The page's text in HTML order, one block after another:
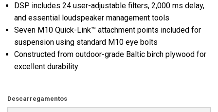
DSP includes 24 user-adjustable filters, 2,000 ms delay,
and essential loudspeaker management tools
Seven M10 Quick-Link™ attachment points included for
suspension using standard M10 eye bolts
Constructed from outdoor-grade Baltic birch plywood for
excellent durability
Descarregamentos